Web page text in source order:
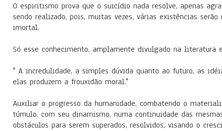
O espiritismo prova que o suicídio nada resolve, apenas
sendo realizado, pois, muitas vezes, várias existências
imortal.
Só esse conhecimento, amplamente divulgado na
" A incredulidade, a simples dúvida quanto ao futuro, as
elas produzem a frouxidão moral."
Auxiliar o progresso da humanidade, combatendo o
túmulo, com seu dinamismo, numa continuidade das
obstáculos para serem superados, resolvidos, visando o